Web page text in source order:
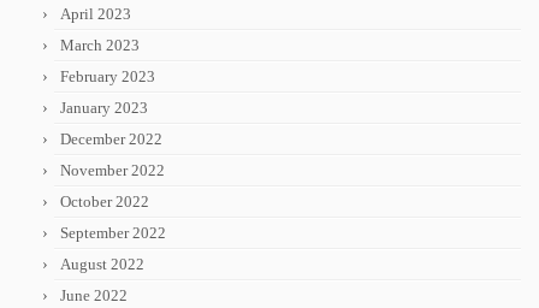
April 2023
March 2023
February 2023
January 2023
December 2022
November 2022
October 2022
September 2022
August 2022
June 2022